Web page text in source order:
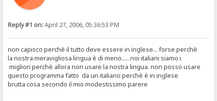
Reply #1 on:April 27, 2006, 05:36:53 PM
non capisco perchè il tutto deve essere in inglese... forse perchè
la nostra meravigliosa lingua è di meno..... noi italiani siamo i
migliori perchè allora non usare la nostra lingua. non posso usare
questo programma fatto da un italiano perchè è in inglese
brutta cosa secondo il mio modestissimo parere